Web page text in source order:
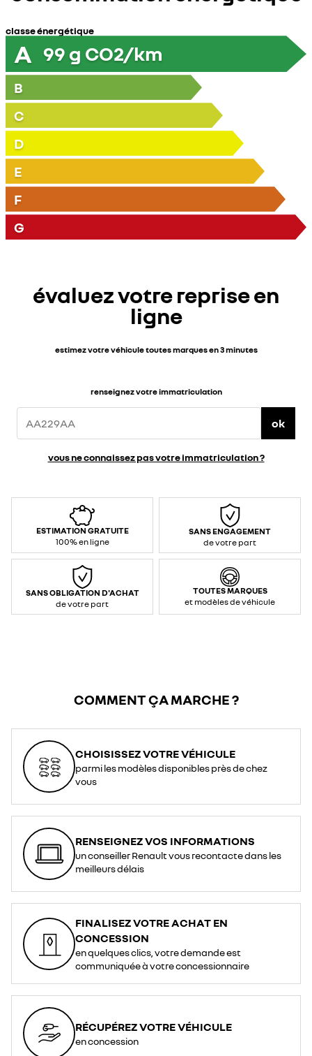
classe énergétique
A 99 g CO2/km
B
C
D
E
F
G
évaluez votre reprise en
ligne
estimez votre véhicule toutes marques en 3 minutes
renseignez votre immatriculation
ok
vous ne connaissez pas votre immatriculation ?
ESTIMATION GRATUITE
100% en ligne
SANS ENGAGEMENT
de votre part
SANS OBLIGATION D'ACHAT
de votre part
TOUTES MARQUES
et modèles de véhicule
COMMENT ÇA MARCHE ?
CHOISISSEZ VOTRE VÉHICULE
parmi les modèles disponibles près de chez
vous
RENSEIGNEZ VOS INFORMATIONS
un conseiller Renault vous recontacte dans les
meilleurs délais
FINALISEZ VOTRE ACHAT EN
CONCESSION
en quelques clics, votre demande est
communiquée à votre concessionnaire
RÉCUPÉREZ VOTRE VÉHICULE
en concession